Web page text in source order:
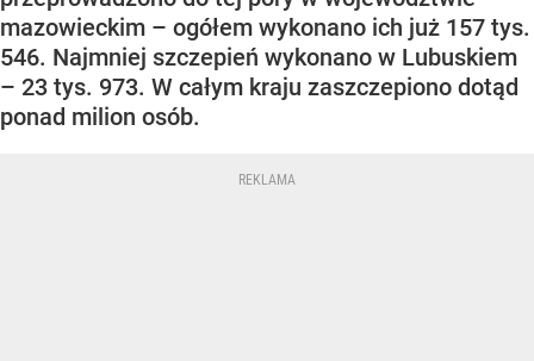
mazowieckim – ogółem wykonano ich już 157 tys.
546. Najmniej szczepień wykonano w Lubuskiem
– 23 tys. 973. W całym kraju zaszczepiono dotąd
ponad milion osób.